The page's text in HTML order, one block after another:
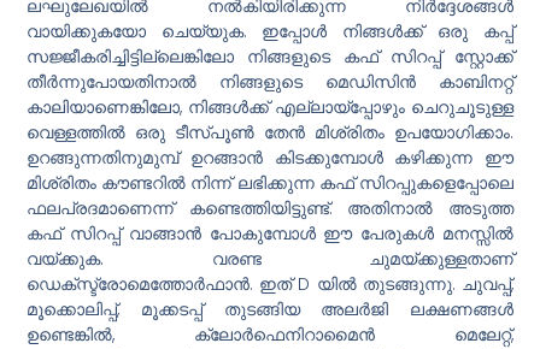
ലഘുലേഖയിൽ നൽകിയിരിക്കുന്ന നിർദ്ദേശങ്ങൾ
വായിക്കുകയോ ചെയ്യുക. ഇപ്പോൾ നിങ്ങൾക്ക് ഒരു കപ്പ്
സജ്ജീകരിച്ചിട്ടില്ലെങ്കിലോ നിങ്ങളുടെ കഫ് സിറപ്പ് സ്റ്റോക്ക്
തീർന്നുപോയതിനാൽ നിങ്ങളുടെ മെഡിസിൻ കാബിനറ്റ്
കാലിയാണെങ്കിലോ, നിങ്ങൾക്ക് എല്ലായ്പ്പോഴും ചെറുചൂടുള്ള
വെള്ളത്തിൽ ഒരു ടീസ്പൂൺ തേൻ മിശ്രിതം ഉപയോഗിക്കാം.
ഉറങ്ങുന്നതിനുമുമ്പ് ഉറങ്ങാൻ കിടക്കുമ്പോൾ കഴിക്കുന്ന ഈ
മിശ്രിതം കൗണ്ടറിൽ നിന്ന് ലഭിക്കുന്ന കഫ് സിറപ്പുകളെപ്പോലെ
ഫലപ്രദമാണെന്ന് കണ്ടെത്തിയിട്ടുണ്ട്. അതിനാൽ അടുത്ത
കഫ് സിറപ്പ് വാങ്ങാൻ പോകുമ്പോൾ ഈ പേരുകൾ മനസ്സിൽ
വയ്ക്കുക. വരണ്ട ചുമയ്ക്കുള്ളതാണ്
ഡെക്‌സ്ട്രോമെത്തോർഫാൻ. ഇത് D യിൽ തുടങ്ങുന്നു. ചുവപ്പ്,
മൂക്കൊലിപ്പ്, മൂക്കടപ്പ് തുടങ്ങിയ അലർജി ലക്ഷണങ്ങൾ
ഉണ്ടെങ്കിൽ, ക്ലോർഫെനിറാമൈൻ മെലേറ്റ്,